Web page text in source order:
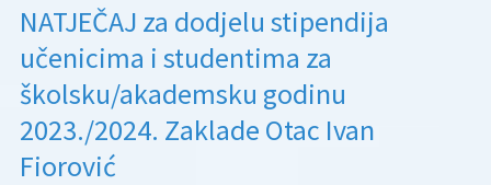
NATJEČAJ za dodjelu stipendija
učenicima i studentima za
školsku/akademsku godinu
2023./2024. Zaklade Otac Ivan
Fiorović